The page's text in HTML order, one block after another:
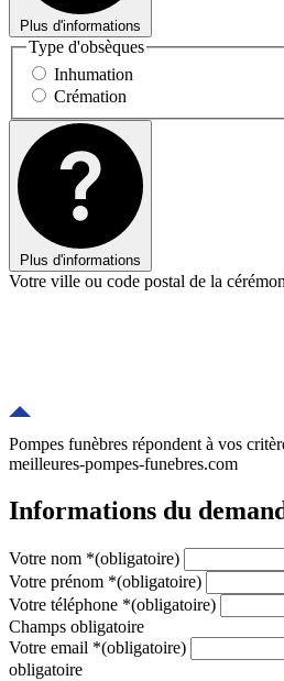
Plus d'informations
Type d'obsèques
Inhumation
Crémation
Plus d'informations
Votre ville ou code postal de la
Pompes funèbres répondent à vos
meilleures-pompes-funebres.com
Informations du
Votre nom *(obligatoire)
Votre prénom *(obligatoire)
Votre téléphone *(obligatoire)
Champs obligatoire
Votre email *(obligatoire)
obligatoire